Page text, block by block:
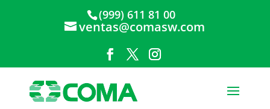
(999) 611 81 00
ventas@comasw.com